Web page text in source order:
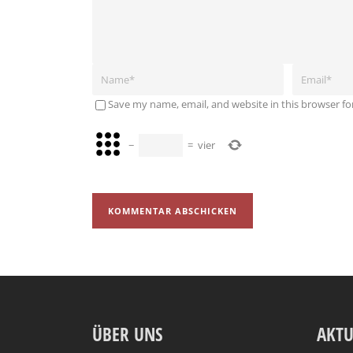
Save my name, email, and website in this browser
− = vier
ÜBER UNS